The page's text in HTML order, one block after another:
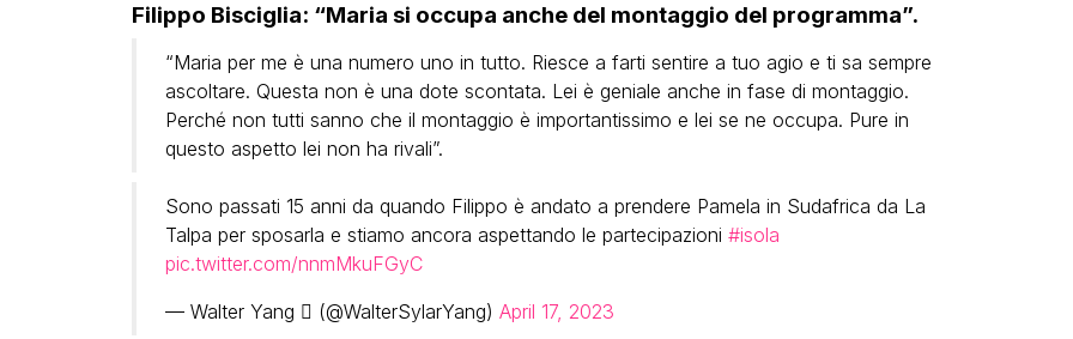
Filippo Bisciglia: “Maria si occupa anche del montaggio del programma”.
“Maria per me è una numero uno in tutto. Riesce a farti sentire a tuo agio e ti sa sempre
ascoltare. Questa non è una dote scontata. Lei è geniale anche in fase di montaggio.
Perché non tutti sanno che il montaggio è importantissimo e lei se ne occupa. Pure in
questo aspetto lei non ha rivali”.
Sono passati 15 anni da quando Filippo è andato a prendere Pamela in Sudafrica da La
Talpa per sposarla e stiamo ancora aspettando le partecipazioni #isola
pic.twitter.com/nnmMkuFGyC
— Walter Yang  (@WalterSylarYang) April 17, 2023